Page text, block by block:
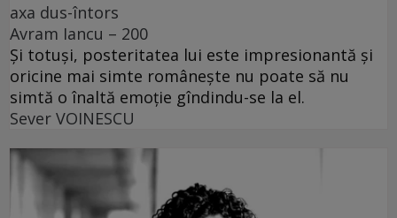
axa dus-întors
Avram Iancu – 200
Și totuși, posteritatea lui este impresionantă și
oricine mai simte românește nu poate să nu
simtă o înaltă emoție gîndindu-se la el.
Sever VOINESCU